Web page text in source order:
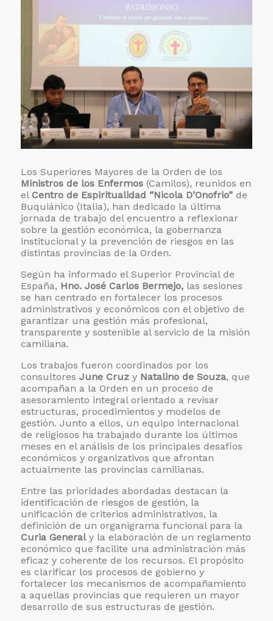
Los Superiores Mayores de la Orden de los
Ministros de los Enfermos (Camilos), reunidos en
elCentro de Espiritualidad “Nicola D’Onofrio” de
Buquiánico (Italia), han dedicado la última
jornada de trabajo del encuentro a reflexionar
sobre la gestión económica, la gobernanza
institucional y la prevención de riesgos en las
distintas provincias de la Orden.
Según ha informado el Superior Provincial de
España, Hno. José Carlos Bermejo, las sesiones
se han centrado en fortalecer los procesos
administrativos y económicos con el objetivo de
garantizar una gestión más profesional,
transparente y sostenible al servicio de la misión
camiliana.
Los trabajos fueron coordinados por los
consultoresJune Cruz y Natalino de Souza, que
acompañan a la Orden en un proceso de
asesoramiento integral orientado a revisar
estructuras, procedimientos y modelos de
gestión. Junto a ellos, un equipo internacional
de religiosos ha trabajado durante los últimos
meses en el análisis de los principales desafíos
económicos y organizativos que afrontan
actualmente las provincias camilianas.
Entre las prioridades abordadas destacan la
identificación de riesgos de gestión, la
unificación de criterios administrativos, la
definición de un organigrama funcional para la
Curia Generaly la elaboración de un reglamento
económico que facilite una administración más
eficaz y coherente de los recursos. El propósito
es clarificar los procesos de gobierno y
fortalecer los mecanismos de acompañamiento
a aquellas provincias que requieren un mayor
desarrollo de sus estructuras de gestión.